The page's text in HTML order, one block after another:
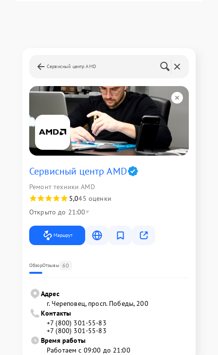
Сервисный центр AMD
Сервисный центр AMD
Ремонт техники AMD
5,045 оценки
Открыто до 21:00
Маршрут
ОбзорОтзывы 60
Адрес
г. Череповец, просп. Победы, 200
Контакты
+7 (800) 301-55-83
+7 (800) 301-55-83
Время работы
Работаем с 09:00 до 21:00